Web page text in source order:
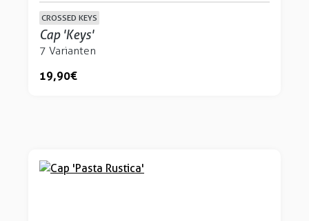
CROSSED KEYS
Cap 'Keys'
7 Varianten
19,90 €